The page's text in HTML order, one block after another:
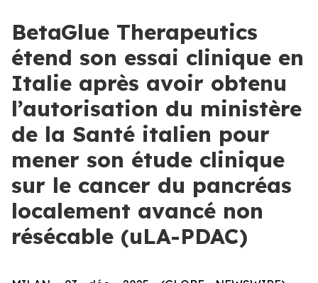
BetaGlue Therapeutics
étend son essai clinique en
Italie après avoir obtenu
l’autorisation du ministère
de la Santé italien pour
mener son étude clinique
sur le cancer du pancréas
localement avancé non
résécable (uLA-PDAC)